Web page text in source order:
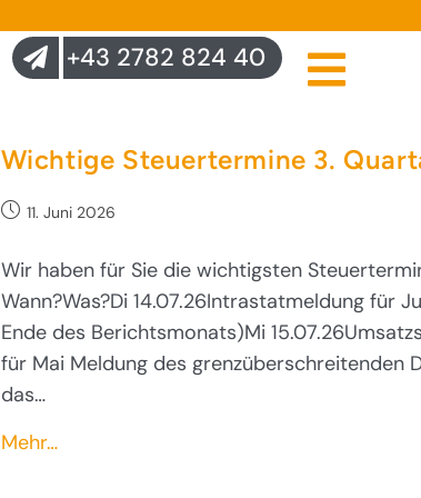
+43 2782 824 40
Wichtige Steuertermine 3.
11. Juni 2026
Wir haben für Sie die wichtigsten
Wann?Was?Di 14.07.26Intrastatmeldung für
Ende des Berichtsmonats)Mi
für Mai Meldung des grenzüberschreitenden
das…
Mehr…